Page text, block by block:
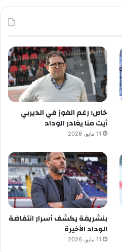
خاص: رغم الفوز في الديربي
أيت منا يغادر الوداد
11 مايو، 2026
بنشريفة يكشف أسرار انتفاضة
الوداد الأخيرة
11 مايو، 2026